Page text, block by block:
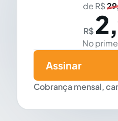
de R$
R$
No
Cobrança mensal,
Assinar